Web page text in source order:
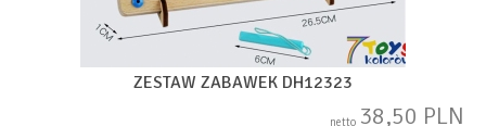
ZESTAW ZABAWEK DH12323
netto 38,50 PLN